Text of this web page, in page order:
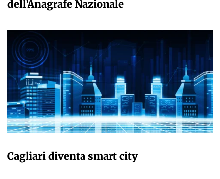
dell’Anagrafe Nazionale
Cagliari diventa smart city